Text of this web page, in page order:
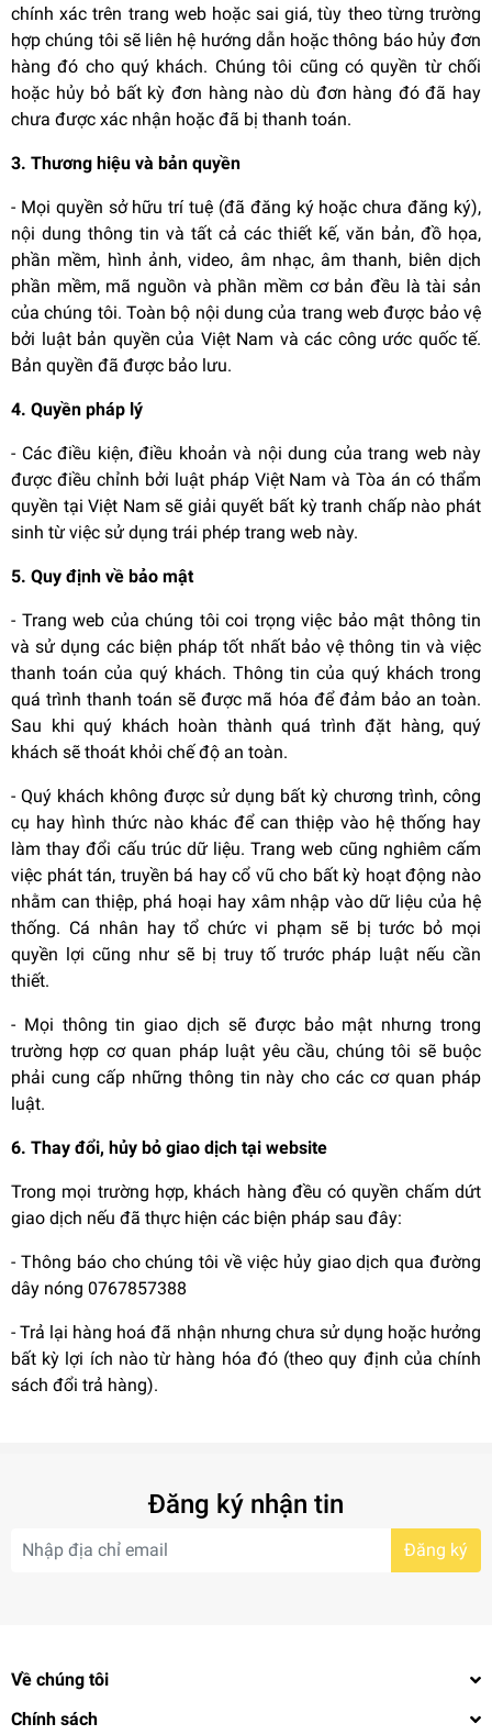
chính xác trên trang web hoặc sai giá, tùy theo từng trường
hợp chúng tôi sẽ liên hệ hướng dẫn hoặc thông báo hủy đơn
hàng đó cho quý khách. Chúng tôi cũng có quyền từ chối
hoặc hủy bỏ bất kỳ đơn hàng nào dù đơn hàng đó đã hay
chưa được xác nhận hoặc đã bị thanh toán.
3. Thương hiệu và bản quyền
- Mọi quyền sở hữu trí tuệ (đã đăng ký hoặc chưa đăng ký),
nội dung thông tin và tất cả các thiết kế, văn bản, đồ họa,
phần mềm, hình ảnh, video, âm nhạc, âm thanh, biên dịch
phần mềm, mã nguồn và phần mềm cơ bản đều là tài sản
của chúng tôi. Toàn bộ nội dung của trang web được bảo vệ
bởi luật bản quyền của Việt Nam và các công ước quốc tế.
Bản quyền đã được bảo lưu.
4. Quyền pháp lý
- Các điều kiện, điều khoản và nội dung của trang web này
được điều chỉnh bởi luật pháp Việt Nam và Tòa án có thẩm
quyền tại Việt Nam sẽ giải quyết bất kỳ tranh chấp nào phát
sinh từ việc sử dụng trái phép trang web này.
5. Quy định về bảo mật
- Trang web của chúng tôi coi trọng việc bảo mật thông tin
và sử dụng các biện pháp tốt nhất bảo vệ thông tin và việc
thanh toán của quý khách. Thông tin của quý khách trong
quá trình thanh toán sẽ được mã hóa để đảm bảo an toàn.
Sau khi quý khách hoàn thành quá trình đặt hàng, quý
khách sẽ thoát khỏi chế độ an toàn.
- Quý khách không được sử dụng bất kỳ chương trình, công
cụ hay hình thức nào khác để can thiệp vào hệ thống hay
làm thay đổi cấu trúc dữ liệu. Trang web cũng nghiêm cấm
việc phát tán, truyền bá hay cổ vũ cho bất kỳ hoạt động nào
nhằm can thiệp, phá hoại hay xâm nhập vào dữ liệu của hệ
thống. Cá nhân hay tổ chức vi phạm sẽ bị tước bỏ mọi
quyền lợi cũng như sẽ bị truy tố trước pháp luật nếu cần
thiết.
- Mọi thông tin giao dịch sẽ được bảo mật nhưng trong
trường hợp cơ quan pháp luật yêu cầu, chúng tôi sẽ buộc
phải cung cấp những thông tin này cho các cơ quan pháp
luật.
6. Thay đổi, hủy bỏ giao dịch tại website
Trong mọi trường hợp, khách hàng đều có quyền chấm dứt
giao dịch nếu đã thực hiện các biện pháp sau đây:
- Thông báo cho chúng tôi về việc hủy giao dịch qua đường
dây nóng 0767857388
- Trả lại hàng hoá đã nhận nhưng chưa sử dụng hoặc hưởng
bất kỳ lợi ích nào từ hàng hóa đó (theo quy định của chính
sách đổi trả hàng).
Đăng ký nhận tin
Đăng ký
Về chúng tôi
Chính sách